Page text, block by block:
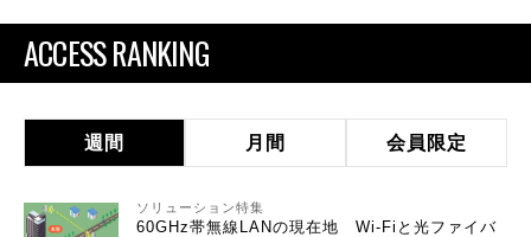
ACCESS RANKING
週間 月間 会員限定
ソリューション特集
60GHz帯無線LANの現在地 Wi-Fiと光ファイバ